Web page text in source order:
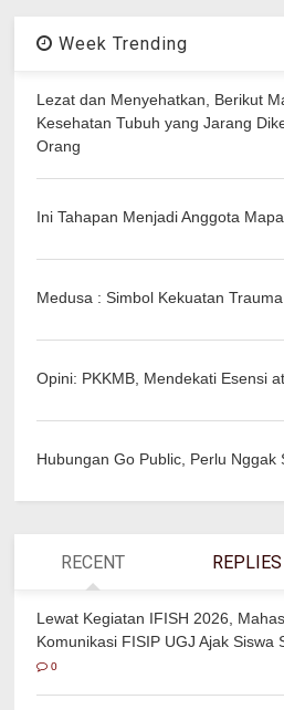
Week Trending
Lezat dan Menyehatkan, Berikut
Kesehatan Tubuh yang Jarang
Orang
Ini Tahapan Menjadi Anggota
Medusa : Simbol Kekuatan
Opini: PKKMB, Mendekati Esensi
Hubungan Go Public, Perlu Nggak
RECENT REPLIES
Lewat Kegiatan IFISH 2026,
Komunikasi FISIP UGJ Ajak Siswa
0